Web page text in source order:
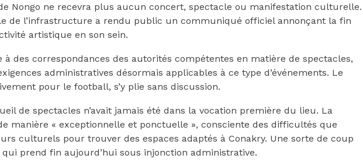
Nongo ne recevra plus aucun concert, spectacle ou manifestation culturelle.
de l’infrastructure a rendu public un communiqué officiel annonçant la fin
artistique en son sein.
à des correspondances des autorités compétentes en matière de spectacles,
administratives désormais applicables à ce type d’événements. Le
pour le football, s’y plie sans discussion.
de spectacles n’avait jamais été dans la vocation première du lieu. La
manière « exceptionnelle et ponctuelle », consciente des difficultés que
culturels pour trouver des espaces adaptés à Conakry. Une sorte de coup
prend fin aujourd’hui sous injonction administrative.